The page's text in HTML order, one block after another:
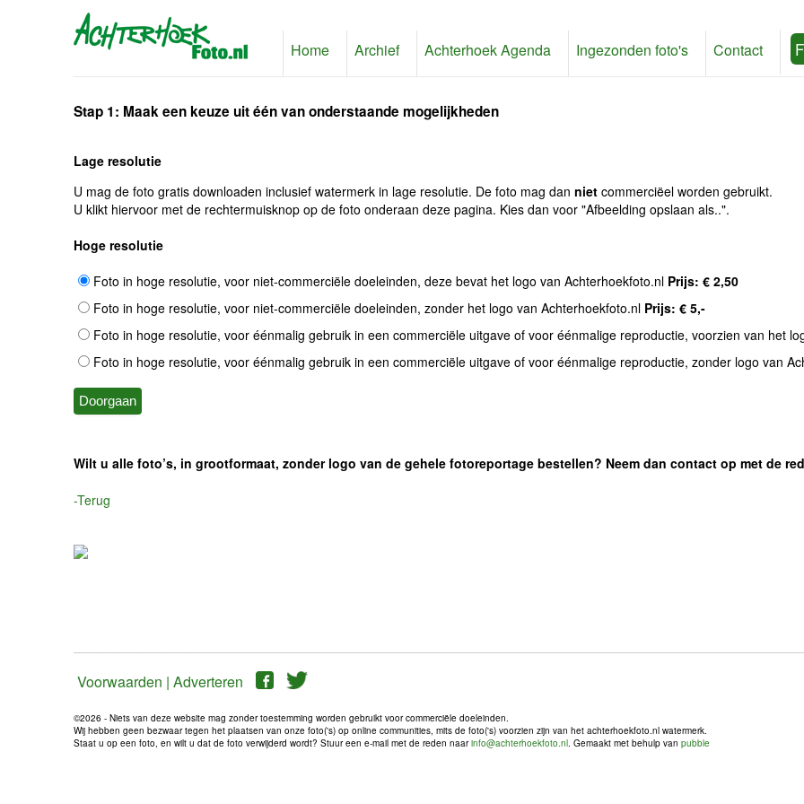
Home Archief Achterhoek Agenda Ingezonden foto's Contact
Stap 1: Maak een keuze uit één van onderstaande mogelijkheden
Lage resolutie
U mag de foto gratis downloaden inclusief watermerk in lage resolutie. De foto mag dan niet commerciëel worden gebruikt.
U klikt hiervoor met de rechtermuisknop op de foto onderaan deze pagina. Kies dan voor "Afbeelding opslaan als..".
Hoge resolutie
Foto in hoge resolutie, voor niet-commerciële doeleinden, deze bevat het logo van Achterhoekfoto.nl Prijs: € 2,50
Foto in hoge resolutie, voor niet-commerciële doeleinden, zonder het logo van Achterhoekfoto.nl Prijs: € 5,-
Foto in hoge resolutie, voor éénmalig gebruik in een commerciële uitgave of voor éénmalige reproductie, voorzien van het
Foto in hoge resolutie, voor éénmalig gebruik in een commerciële uitgave of voor éénmalige reproductie, zonder logo van
Wilt u alle foto’s, in grootformaat, zonder logo van de gehele fotoreportage bestellen? Neem dan contact op met de
-Terug
Voorwaarden | Adverteren
©2026 - Niets van deze website mag zonder toestemming worden gebruikt voor commerciële doeleinden.
Wij hebben geen bezwaar tegen het plaatsen van onze foto('s) op online communities, mits de foto('s) voorzien zijn van het achterhoekfoto.nl watermerk.
Staat u op een foto, en wilt u dat de foto verwijderd wordt? Stuur een e-mail met de reden naarinfo@achterhoekfoto.nl. Gemaakt met behulp van pubble